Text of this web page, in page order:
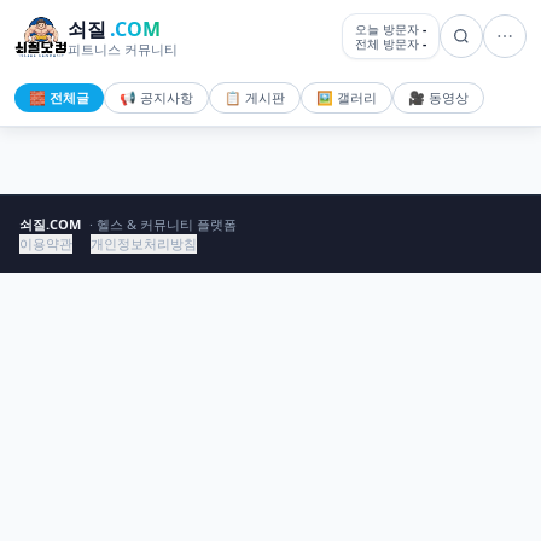
쇠질 .COM
피트니스 커뮤니티
오늘 방문자 -
전체 방문자 -
🧱 전체글 📢 공지사항 📋 게시판 🖼️ 갤러리 🎥 동영상
쇠질.COM · 헬스 & 커뮤니티 플랫폼
이용약관
개인정보처리방침